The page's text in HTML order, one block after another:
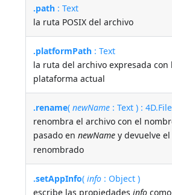
.path : Text
la ruta POSIX del archivo
.platformPath : Text
la ruta del archivo expresada con
plataforma actual
.rename(newName : Text ) : 4D.File
renombra el archivo con el
pasado ennewName y devuelve
renombrado
.setAppInfo(info : Object )
escribe las propiedadesinfo